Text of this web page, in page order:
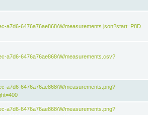
a7d6-6476a76ae868/W/measurements.json?start=P8D
a7d6-6476a76ae868/W/measurements.csv?
a7d6-6476a76ae868/W/measurements.png?
a7d6-6476a76ae868/W/measurements.png?